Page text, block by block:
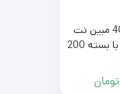
مودم 4G/TD-LTE مبین نت
مدل MN6200 D با بسته 200
تومان